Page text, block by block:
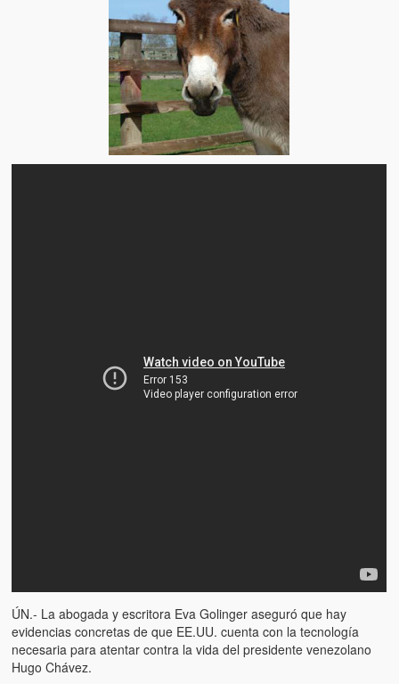
La burla del Chavez “tan amante de los niños” (The mockery of
Chavez “such a children lover”)
Los niños de las calles de Venezuela (Children of the streets of
Luis y El Mono… en armas (Luis and El Mono… armed)
Víctimas inocentes de la violencia castrista del 4 de Febrero de
Chistes
ÚN.- La abogada y escritora Eva Golinger aseguró que hay
evidencias concretas de que EE.UU. cuenta con la tecnología
necesaria para atentar contra la vida del presidente venezolano
Hugo Chávez.